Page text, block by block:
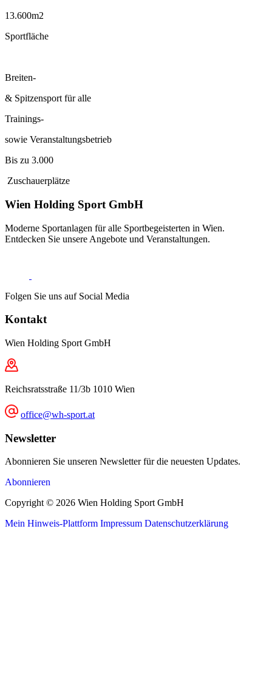
13.600m2
Sportfläche
Breiten-
& Spitzensport für alle
Trainings-
sowie Veranstaltungsbetrieb
Bis zu 3.000
Zuschauerplätze
Wien Holding Sport GmbH
Moderne Sportanlagen für alle Sportbegeisterten in Wien.
Entdecken Sie unsere Angebote und Veranstaltungen.
Folgen Sie uns auf Social Media
Kontakt
Wien Holding Sport GmbH
Reichsratsstraße 11/3b 1010 Wien
office@wh-sport.at
Newsletter
Abonnieren Sie unseren Newsletter für die neuesten Updates.
Abonnieren
Copyright © 2026 Wien Holding Sport GmbH
Mein Hinweis-Plattform Impressum Datenschutzerklärung